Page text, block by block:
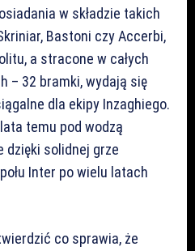
w składzie takich
Bastoni czy Accerbi,
a stracone w całych
– 32 bramki, wydają się
dla ekipy Inzaghiego.
temu pod wodzą
dzięki solidnej grze
Inter po wielu latach
co sprawia, że